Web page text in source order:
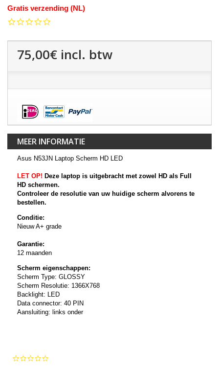
Gratis verzending (NL)
75,00€ incl. btw
MEER INFORMATIE
Asus N53JN Laptop Scherm HD LED
LET OP! Deze laptop is uitgebracht met zowel HD als Full
HD schermen.
Controleer de resolutie van uw huidige scherm alvorens te
bestellen.
Conditie:
Nieuw A+ grade
Garantie:
12 maanden
Scherm eigenschappen:
Scherm Type: GLOSSY
Scherm Resolutie: 1366X768
Backlight: LED
Data connector: 40 PIN
Aansluiting: links onder